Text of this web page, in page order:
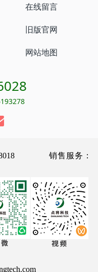
在线留言
旧版官网
网站地图
销售服务：